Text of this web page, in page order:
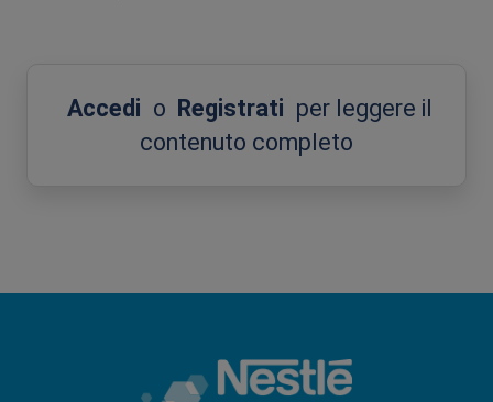
Accedi o Registrati per leggere il
contenuto completo